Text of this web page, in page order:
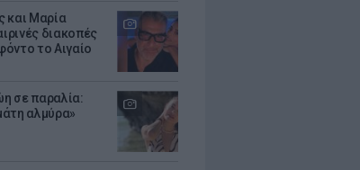
και Μαρία
διακοπές
το Αιγαίο
σε παραλία:
αλμύρα»